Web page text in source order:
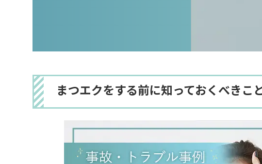
まつエクをする前に知っておくべきこ